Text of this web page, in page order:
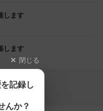
します
します
閉じる
記録し
んか？
の総合情報サイト